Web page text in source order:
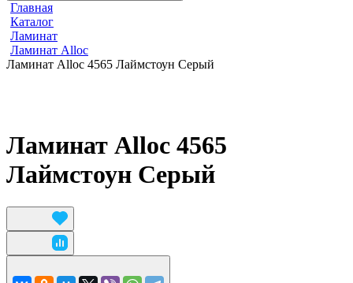
Главная
Каталог
Ламинат
Ламинат Alloc
Ламинат Alloc 4565 Лаймстоун Серый
Ламинат Alloc 4565
Лаймстоун Серый